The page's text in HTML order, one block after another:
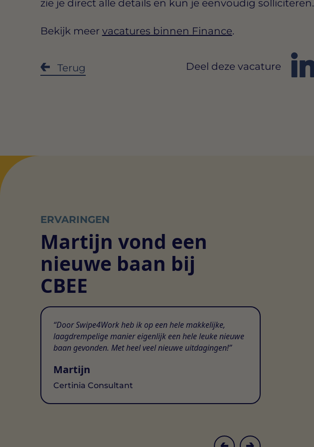
zie je direct alle details en kun je eenvoudig solliciteren.
Bekijk meer vacatures binnen Finance.
Terug Deel deze vacature
ERVARINGEN
Martijn vond een
nieuwe baan bij
CBEE
Door Swipe4Work heb ik op een hele makkelijke,
laagdrempelige manier eigenlijk een hele leuke nieuwe
baan gevonden. Met heel veel nieuwe uitdagingen!
Martijn
Certinia Consultant